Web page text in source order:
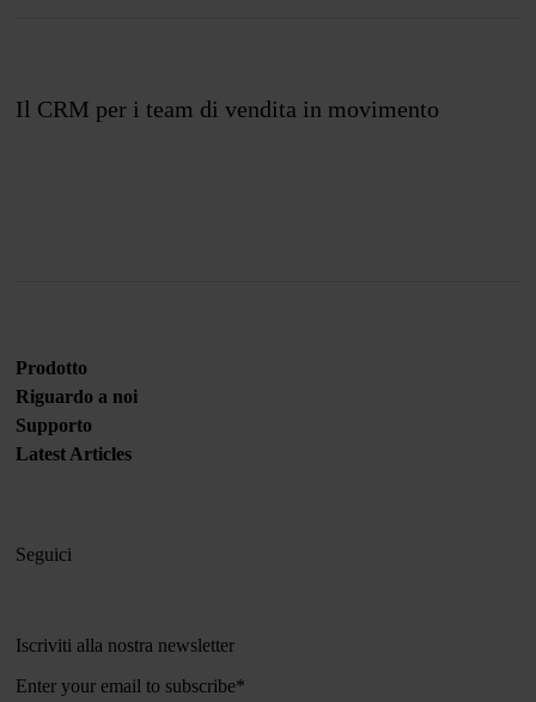
Il CRM per i team di vendita in movimento
Prodotto
Riguardo a noi
Supporto
Latest Articles
Seguici
Iscriviti alla nostra newsletter
Enter your email to subscribe*